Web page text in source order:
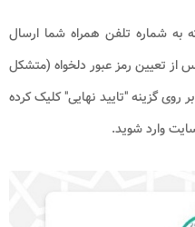
به شماره تلفن همراه شما ارسال
از تعیین رمز عبور دلخواه (متشکل
گزینه "تایید نهایی" کلیک کرده
وارد شوید.